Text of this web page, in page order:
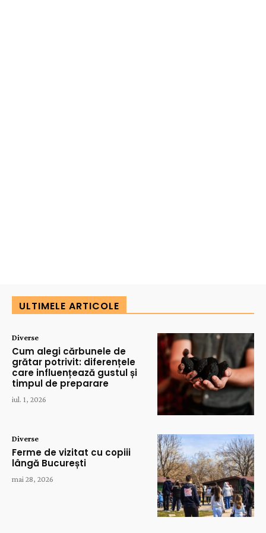
ULTIMELE ARTICOLE
Diverse
Cum alegi cărbunele de
grătar potrivit: diferențele
care influențează gustul și
timpul de preparare
iul. 1, 2026
Diverse
Ferme de vizitat cu copiii
lângă București
mai 28, 2026